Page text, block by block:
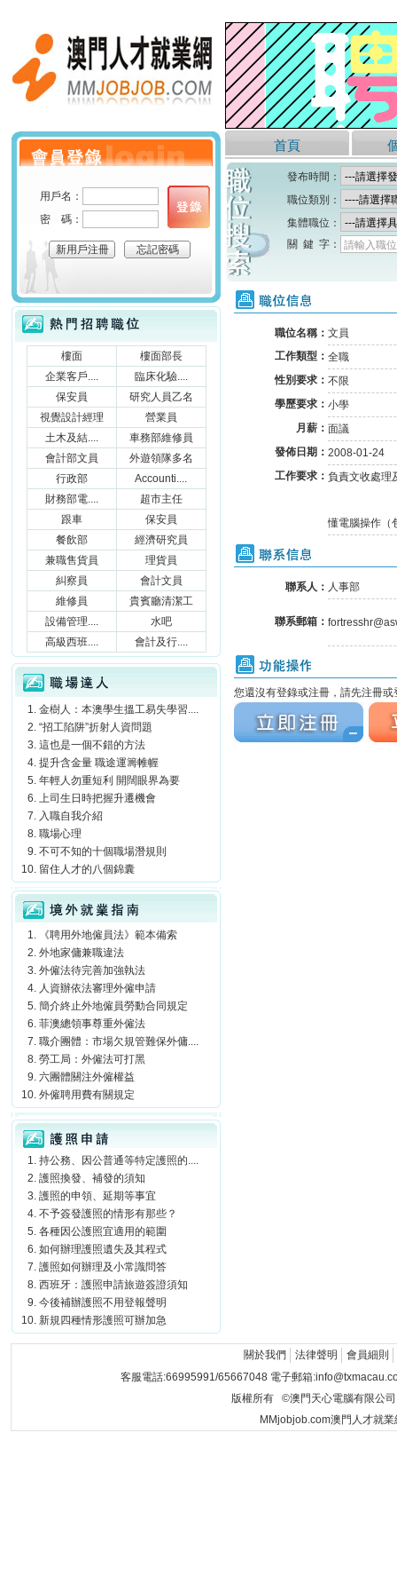
首頁
發布時間：
職位類別：
集體職位：
關 鍵 字：
請輸入職
職位信息
職位名稱： 文員
工作類型： 全職
性別要求： 不限
學歷要求： 小學
月薪： 面議
發佈日期： 2008-01-24
工作要求： 負責文收處理
懂電腦操作（
聯系信息
聯系人： 人事部
聯系郵箱：
功能操作
您還沒有登錄或注冊，請先注冊
立刻注冊
立刻
個人會員登錄
用戶名：
密 碼：
新用戶注冊 忘記密碼
熱門招聘職位
樓面
樓面部長
企業客戶....
臨床化驗....
保安員
研究人員乙名
視覺設計經理
營業員
土木及結....
車務部維修員
會計部文員
外遊領隊多名
行政部
Accounti....
財務部電....
超市主任
跟車
保安員
餐飲部
經濟研究員
兼職售貨員
理貨員
糾察員
會計文員
維修員
貴賓廳清潔工
設備管理....
水吧
高級西班....
會計及行....
職場達人
金樹人：本澳學生搵工易失學習....
“招工陷阱”折射人資問題
這也是一個不錯的方法
提升含金量 職途運籌帷幄
年輕人勿重短利 開闊眼界為要
上司生日時把握升遷機會
入職自我介紹
職場心理
不可不知的十個職場潛規則
留住人才的八個錦囊
境外就業指南
《聘用外地僱員法》範本備索
外地家傭兼職違法
外僱法待完善加強執法
人資辦依法審理外僱申請
簡介終止外地僱員勞動合同規定
菲澳總領事尊重外僱法
職介團體：市場欠規管難保外傭....
勞工局：外僱法可打黑
六團體關注外僱權益
外僱聘用費有關規定
護照申請
持公務、因公普通等特定護照的....
護照換發、補發的須知
護照的申領、延期等事宜
不予簽發護照的情形有那些？
各種因公護照宜適用的範圍
如何辦理護照遺失及其程式
護照如何辦理及小常識問答
西班牙：護照申請旅遊簽證須知
今後補辦護照不用登報聲明
新規四種情形護照可辦加急
關於我們 法律聲明
會員細則
客服電話:66995991/65667048 電子郵箱
版權所有 ©澳門天心電腦有限公
MMjobjob.com澳門人才就